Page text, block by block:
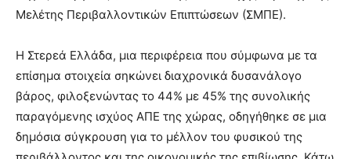
Μελέτης Περιβαλλοντικών Επιπτώσεων (ΣΜΠΕ).
Η Στερεά Ελλάδα, μια περιφέρεια που σύμφωνα με τα
επίσημα στοιχεία σηκώνει διαχρονικά δυσανάλογο
βάρος, φιλοξενώντας το 44% με 45% της συνολικής
παραγόμενης ισχύος ΑΠΕ της χώρας, οδηγήθηκε σε μια
δημόσια σύγκρουση για το μέλλον του φυσικού της